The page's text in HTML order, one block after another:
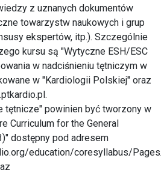
z uznanych dokumentów
towarzystw naukowych i grup
ekspertów, itp.). Szczególnie
kursu są "Wytyczne ESH/ESC
w nadciśnieniu tętniczym w
w "Kardiologii Polskiej" oraz
tętnicze" powinien być tworzony w
Curriculum for the General
dostępny pod adresem
education/coresyllabus/